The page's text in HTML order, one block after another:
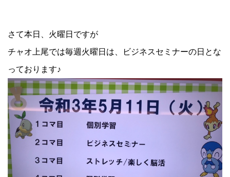
さて本日、火曜日ですが
チャオ上尾では毎週火曜日は、ビジネスセミナーの日とな
っております♪